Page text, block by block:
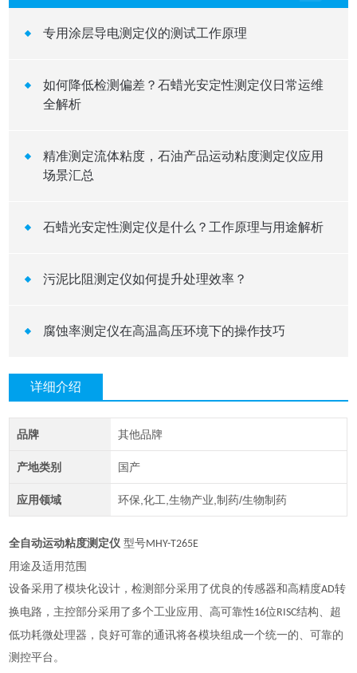
专用涂层导电测定仪的测试工作原理
如何降低检测偏差？石蜡光安定性测定仪日常运维
全解析
精准测定流体粘度，石油产品运动粘度测定仪应用
场景汇总
石蜡光安定性测定仪是什么？工作原理与用途解析
污泥比阻测定仪如何提升处理效率？
腐蚀率测定仪在高温高压环境下的操作技巧
详细介绍
品牌 其他品牌
产地类别 国产
应用领域 环保,化工,生物产业,制药/生物制药
全自动运动粘度测定仪 型号MHY-T265E
用途及适用范围
设备采用了模块化设计，检测部分采用了优良的传感器和高精度AD转
换电路，主控部分采用了多个工业应用、高可靠性16位RISC结构、超
低功耗微处理器，良好可靠的通讯将各模块组成一个统一的、可靠的
测控平台。